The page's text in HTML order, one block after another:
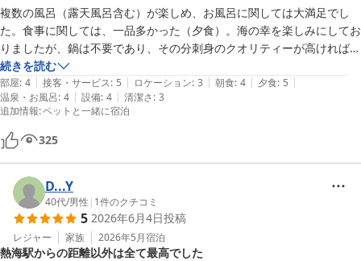
複数の風呂（露天風呂含む）が楽しめ、お風呂に関しては大満足でし
た。食事に関しては、一品多かった（夕食）。海の幸を楽しみにしてお
りましたが、鍋は不要であり、その分刺身のクオリティーが高ければよ
かったと思う。朝食に出たアジの開きがおいしかったが、焼き立てを提
供していただければ最高だったかな。ご当地の豚しゃぶがとてもおいし
かった。ペット可の部屋に宿泊したが、床のべたつきが少し気になっ
た。
続きを読む
部屋: 4 | 接客・サービス: 5 | ロケーション: 3 | 朝食: 4 | 夕食: 5 |
温泉・お風呂: 4 | 設備: 4 | 清潔さ: 3
追加情報:ペットと一緒に宿泊
325
D...Y
40代/男性 | 1件のクチコミ
5 2026年6月4日投稿
レジャー 家族 2026年5月宿泊
熱海駅からの距離以外は全て最高でした